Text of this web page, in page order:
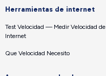
Herramientas de internet
Test Velocidad — Medir Velocidad de
Internet
Que Velocidad Necesito